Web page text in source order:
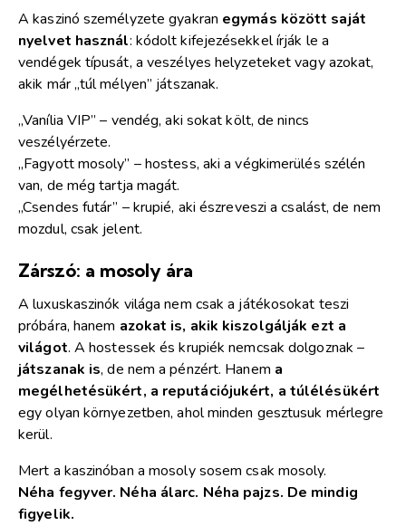
A kaszinó személyzete gyakran egymás között saját
nyelvet használ: kódolt kifejezésekkel írják le a
vendégek típusát, a veszélyes helyzeteket vagy azokat,
akik már „túl mélyen” játszanak.
„Vanília VIP” – vendég, aki sokat költ, de nincs
veszélyérzete.
„Fagyott mosoly” – hostess, aki a végkimerülés szélén
van, de még tartja magát.
„Csendes futár” – krupié, aki észreveszi a csalást, de nem
mozdul, csak jelent.
Zárszó: a mosoly ára
A luxuskaszinók világa nem csak a játékosokat teszi
próbára, hanem azokat is, akik kiszolgálják ezt a
világot. A hostessek és krupiék nemcsak dolgoznak –
játszanak is, de nem a pénzért. Hanem a
megélhetésükért, a reputációjukért, a túlélésükért
egy olyan környezetben, ahol minden gesztusuk mérlegre
kerül.
Mert a kaszinóban a mosoly sosem csak mosoly.
Néha fegyver. Néha álarc. Néha pajzs. De mindig
figyelik.